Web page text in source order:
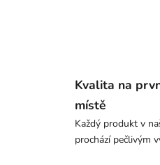
Kvalita na
místě
Každý produkt v
prochází pečlivým